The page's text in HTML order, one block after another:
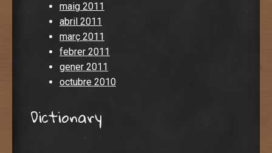
maig 2011
abril 2011
març 2011
febrer 2011
gener 2011
octubre 2010
Dictionary